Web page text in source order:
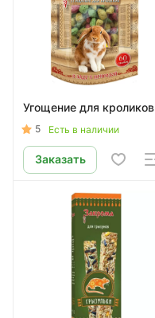
Угощение для кроликов
5 Есть в наличии
Заказать